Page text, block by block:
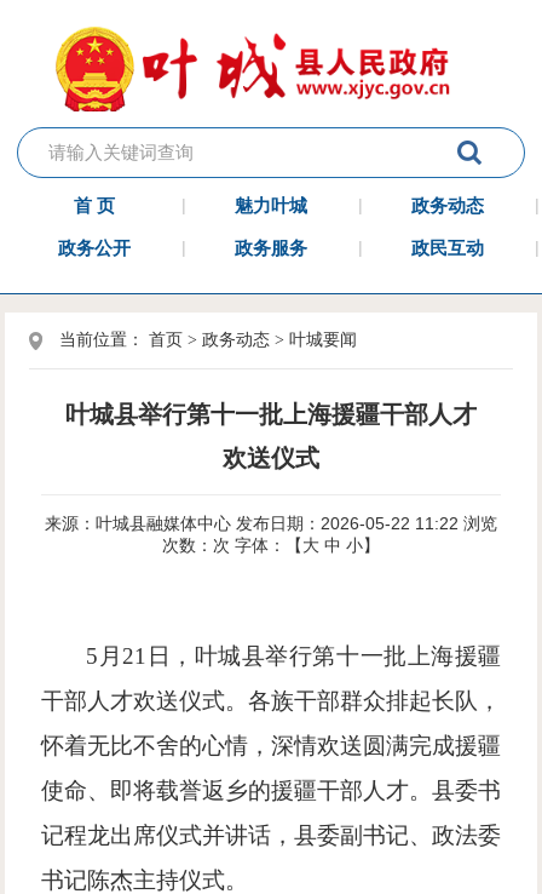
首 页 魅力叶城 政务动态
政务公开 政务服务 政民互动
当前位置：首页 >政务动态 >叶城要闻
叶城县举行第十一批上海援疆干部人才
欢送仪式
来源：叶城县融媒体中心 发布日期：2026-05-22 11:22 浏览
次数： 次 字体：【大 中 小】
5月21日，叶城县举行第十一批上海援疆
干部人才欢送仪式。各族干部群众排起长队，
怀着无比不舍的心情，深情欢送圆满完成援疆
使命、即将载誉返乡的援疆干部人才。县委书
记程龙出席仪式并讲话，县委副书记、政法委
书记陈杰主持仪式。